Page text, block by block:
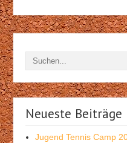
Neueste Beiträge
Jugend Tennis Camp